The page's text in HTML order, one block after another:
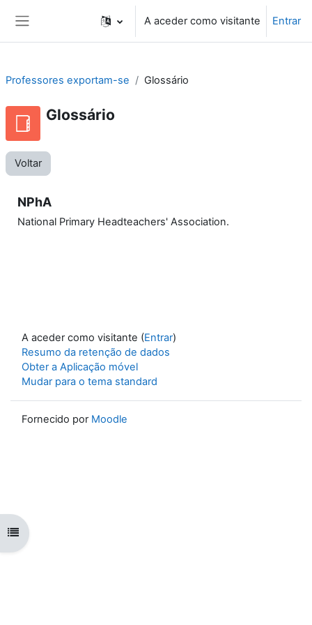
A aceder como visitante Entrar
Abrir índice da disciplina
Professores exportam-se Glossário
Glossário
Voltar
NPhA
National Primary Headteachers' Association.
A aceder como visitante (Entrar)
Resumo da retenção de dados
Obter a Aplicação móvel
Mudar para o tema standard
Fornecido por Moodle